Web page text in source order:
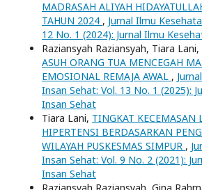
MADRASAH ALIYAH
TAHUN 2024 , Jurnal Ilmu
12 No. 1 (2024): Jurnal Ilmu
Raziansyah Raziansyah, Tiara
ASUH ORANG TUA MENCEGAH
EMOSIONAL REMAJA AWAL ,
Insan Sehat: Vol. 13 No. 1 (2025):
Insan Sehat
Tiara Lani, TINGKAT KECEMASAN
HIPERTENSI BERDASARKAN
WILAYAH PUSKESMAS SIMPUR ,
Insan Sehat: Vol. 9 No. 2 (2021):
Insan Sehat